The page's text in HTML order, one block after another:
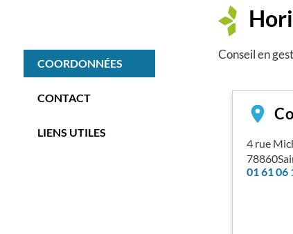
COORDONNÉES
CONTACT
LIENS UTILES
Conseil en
4 rue
78860
01 61 06